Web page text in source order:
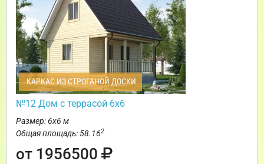
КАРКАС ИЗ СТРОГАНОЙ ДОСКИ
№12 Дом с террасой 6х6
Размер: 6х6 м
Общая площадь: 58.162
от 1956500